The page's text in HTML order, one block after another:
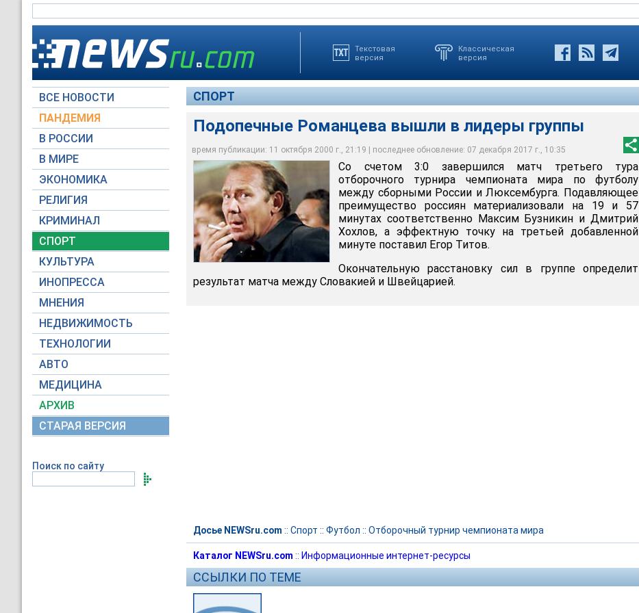
Текстовая
версия
Классическая
версия
ВСЕ НОВОСТИ
ПАНДЕМИЯ
В РОССИИ
В МИРЕ
ЭКОНОМИКА
РЕЛИГИЯ
КРИМИНАЛ
СПОРТ
КУЛЬТУРА
ИНОПРЕССА
МНЕНИЯ
НЕДВИЖИМОСТЬ
ТЕХНОЛОГИИ
АВТО
МЕДИЦИНА
АРХИВ
СТАРАЯ ВЕРСИЯ
Поиск по сайту
СПОРТ
Подопечные Романцева вышли в лидеры группы
время публикации: 11 октября 2000 г., 21:19 | последнее обновление: 07 декабря 2017 г., 10:35
Подопечные Олега Романцева обыграли сборную Люксембурга 3:0
Архив НТВ
Со счетом 3:0 завершился матч третьего тура
отборочного турнира чемпионата мира по футболу
между сборными России и Люксембурга. Подавляющее
преимущество россиян материализовали на 19 и 57
минутах соответственно Максим Бузникин и Дмитрий
Хохлов, а эффектную точку на третьей добавленной
минуте поставил Егор Титов.
Окончательную расстановку сил в группе определит
результат матча между Словакией и Швейцарией.
Досье NEWSru.com :: Спорт :: Футбол :: Отборочный турнир чемпионата мира
Каталог NEWSru.com :: Информационные интернет-ресурсы
ССЫЛКИ ПО ТЕМЕ